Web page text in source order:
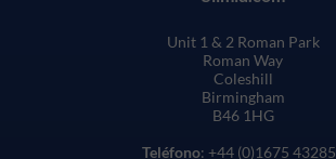
Unit 1 & 2 Roman Park
Roman Way
Coleshill
Birmingham
B46 1HG
Teléfono: +44 (0)1675